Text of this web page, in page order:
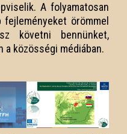
A folyamatosan
örömmel
követni bennünket,
a közösségi médiában.